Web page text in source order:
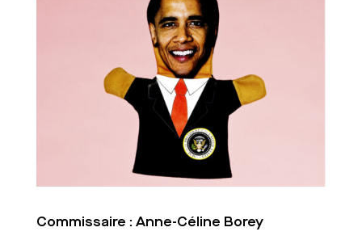
Commissaire : Anne-Céline Borey